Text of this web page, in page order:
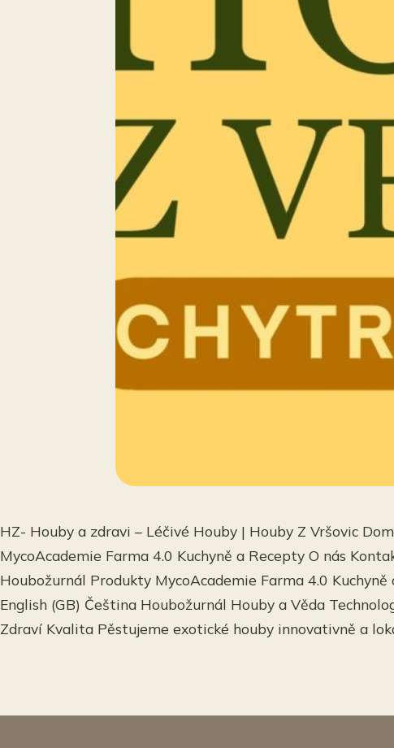
HZ- Houby a zdravi – Léčivé Houby | Houby Z Vršovic
MycoAcademie Farma 4.0 Kuchyně a Recepty O nás
Houbožurnál Produkty MycoAcademie Farma 4.0
English (GB) Čeština Houbožurnál Houby a Věda
Zdraví Kvalita Pěstujeme exotické houby innovativně a